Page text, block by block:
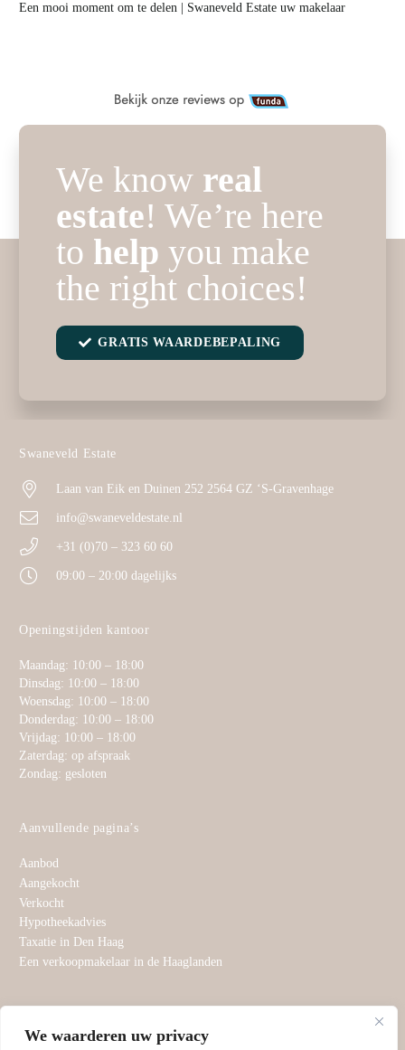
We waarderen uw privacy
Een mooi moment om te delen | Swaneveld Estate uw makelaar
We know real
estate! We’re here
to help you make
the right choices!
GRATIS WAARDEBEPALING
Swaneveld Estate
Laan van Eik en Duinen 252 2564 GZ ‘S-Gravenhage
info@swaneveldestate.nl
+31 (0)70 – 323 60 60
09:00 – 20:00 dagelijks
Openingstijden kantoor
Maandag: 10:00 – 18:00
Dinsdag: 10:00 – 18:00
Woensdag: 10:00 – 18:00
Donderdag: 10:00 – 18:00
Vrijdag: 10:00 – 18:00
Zaterdag: op afspraak
Zondag: gesloten
Aanvullende pagina’s
Aanbod
Aangekocht
Verkocht
Hypotheekadvies
Taxatie in Den Haag
Een verkoopmakelaar in de Haaglanden